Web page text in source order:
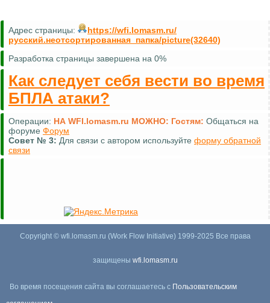
Адрес страницы:
https://wfi.lomasm.ru/
русский.неотсортированная_папка/picture(32640)
Разработка страницы завершена на 0%
Как следует себя вести во время
БПЛА атаки?
Операции: НА WFI.lomasm.ru МОЖНО: Гостям: Общаться на
форуме Форум
Совет № 3: Для связи с автором используйте форму обратной
связи
Copyright © wfi.lomasm.ru (Work Flow Initiative) 1999-2025 Все права
защищены wfi.lomasm.ru
Во время посещения сайта вы соглашаетесь с Пользовательским